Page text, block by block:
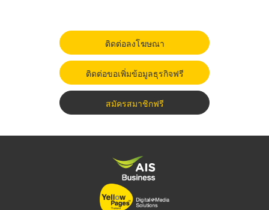
ติดต่อลงโฆษณา
ติดต่อขอเพิ่มข้อมูลธุรกิจฟรี
สมัครสมาชิกฟรี